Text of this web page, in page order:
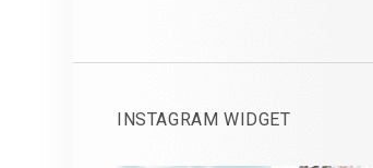
INSTAGRAM WIDGET